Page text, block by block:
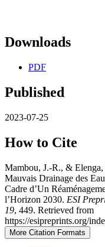
Downloads
PDF
Published
2023-07-25
How to Cite
Mambou, J.-R., &
Mauvais Drainage des
Cadre d’Un
l’Horizon 2030. ESI
19, 449. Retrieved from
https://esipreprints.org/
More Citation Formats